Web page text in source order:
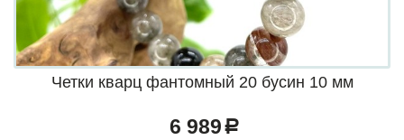
Четки кварц фантомный 20 бусин 10 мм
6 989 a